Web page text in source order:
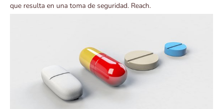
que resulta en una toma de seguridad. Reach.